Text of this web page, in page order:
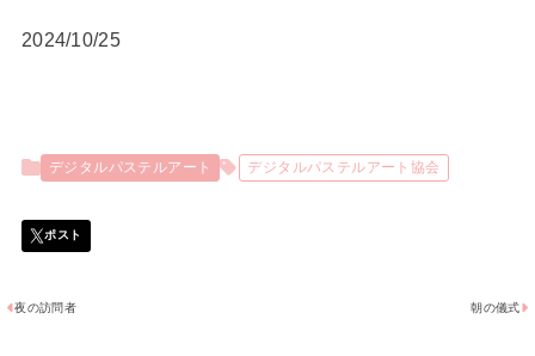
2024/10/25
デジタルパステルアート デジタルパステルアート協会
朝の儀式
夜の訪問者